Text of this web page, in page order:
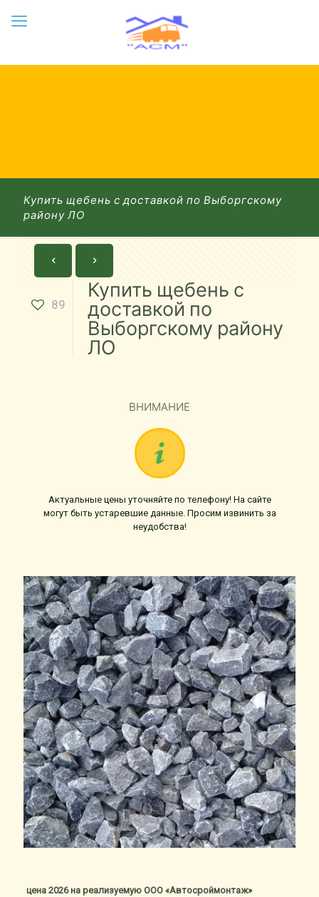
Купить щебень с доставкой по Выборгскому
району ЛО
89
Купить щебень с
доставкой по
Выборгскому району
ЛО
ВНИМАНИЕ
Актуальные цены уточняйте по телефону! На сайте
могут быть устаревшие данные. Просим извинить за
неудобства!
цена 2026 на реализуемую ООО «Автосроймонтаж»